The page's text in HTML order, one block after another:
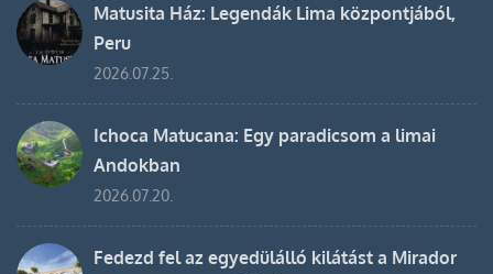
Matusita Ház: Legendák Lima központjából,
Peru
2026.07.25.
Ichoca Matucana: Egy paradicsom a limai
Andokban
2026.07.20.
Fedezd fel az egyedülálló kilátást a Mirador